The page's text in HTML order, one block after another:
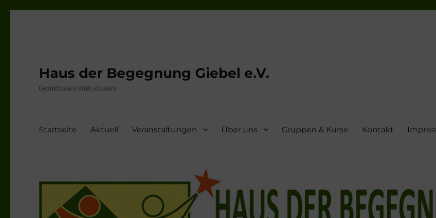
Haus der Begegnung Giebel e.V.
Gemeinsam statt einsam
Startseite Aktuell Veranstaltungen Über uns Gruppen & Kurse Kontakt